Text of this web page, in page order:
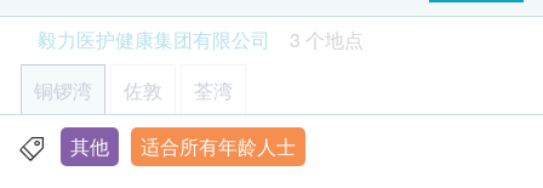
初生婴儿于出世至6个月，尚未完成接种含百日咳成
份的基础疫苗，令他们较容易感染百日咳，婴儿于首
两个月的真空期更为高危。于出世2个月大才开始接
客户亦可致电本中心预约或查询，电话：(铜锣
湾)3520 3292 / (佐敦) 3426 9771 / (荃湾) 3101
4866。
部份检查只限佐敦中心，请致电(铜锣湾)3520
3292 / (佐敦) 3426 9771 / (荃湾) 3101 4866 查
询。
毅力医护健康集团有限公司
3 个地点
铜锣湾
佐敦 荃湾
香港铜锣湾轩尼诗道555号东角中心(旧翼)1903室
其他 适合所有年龄人士